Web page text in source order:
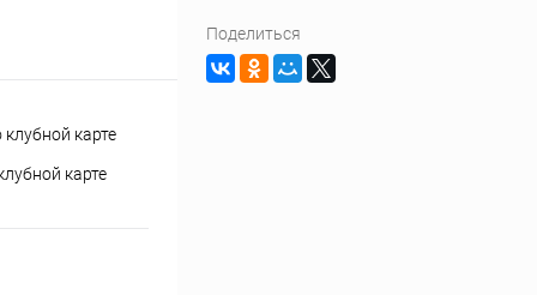
карте
Поделиться